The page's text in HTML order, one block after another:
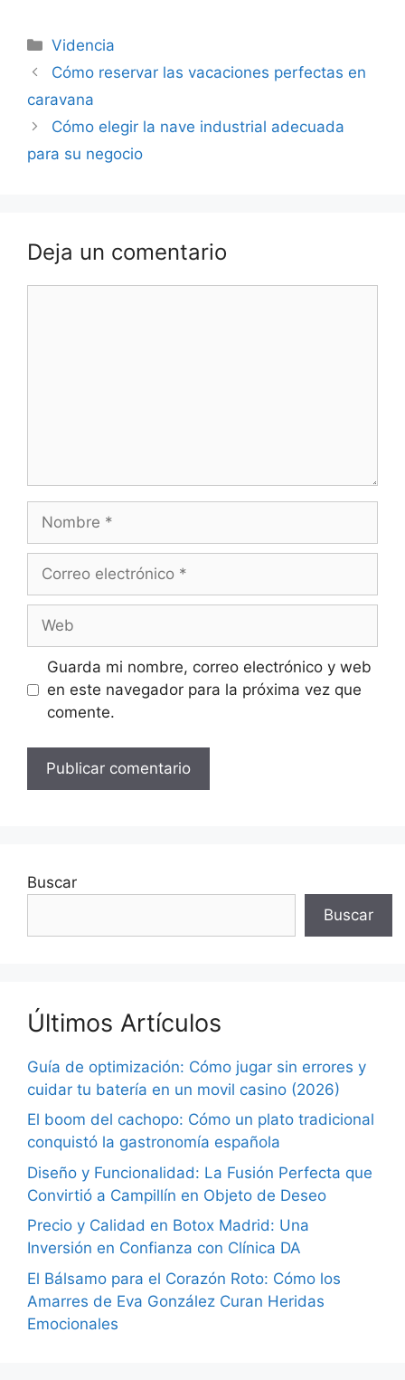
Categorías
Videncia
Navegación
de
Cómo reservar las vacaciones perfectas en
caravana
Cómo elegir la nave industrial adecuada
para su negocio
Deja un comentario
Nombre
Correo
Web
Guarda mi nombre, correo electrónico y web
en este navegador para la próxima vez que
comente.
Buscar
Buscar
Últimos Artículos
Guía de optimización: Cómo jugar sin errores y
cuidar tu batería en un movil casino (2026)
El boom del cachopo: Cómo un plato tradicional
conquistó la gastronomía española
Diseño y Funcionalidad: La Fusión Perfecta que
Convirtió a Campillín en Objeto de Deseo
Precio y Calidad en Botox Madrid: Una
Inversión en Confianza con Clínica DA
El Bálsamo para el Corazón Roto: Cómo los
Amarres de Eva González Curan Heridas
Emocionales